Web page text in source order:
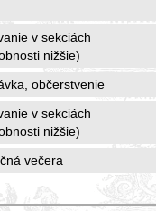
v sekciách
nižšie)
občerstvenie
v sekciách
nižšie)
večera